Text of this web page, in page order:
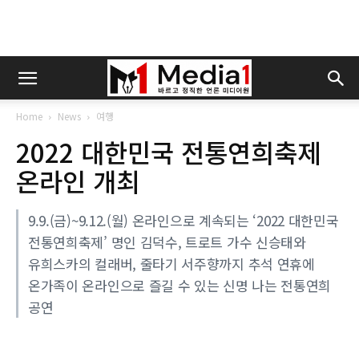
Home News 여행
2022 대한민국 전통연희축제
온라인 개최
9.9.(금)~9.12.(월) 온라인으로 계속되는 ‘2022 대한민국
전통연희축제’ 명인 김덕수, 트로트 가수 신승태와
유희스카의 컬래버, 줄타기 서주향까지 추석 연휴에
온가족이 온라인으로 즐길 수 있는 신명 나는 전통연희
공연